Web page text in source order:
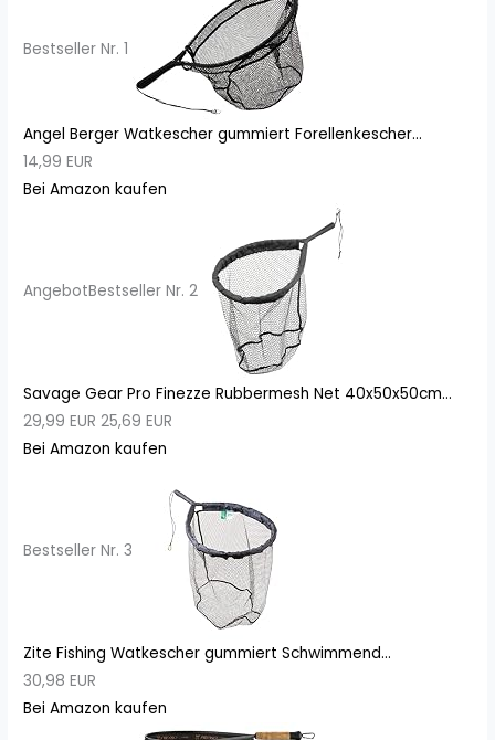
Bestseller Nr. 1
Angel Berger Watkescher gummiert Forellenkescher...
14,99 EUR
Bei Amazon kaufen
AngebotBestseller Nr. 2
Savage Gear Pro Finezze Rubbermesh Net 40x50x50cm...
29,99 EUR 25,69 EUR
Bei Amazon kaufen
Bestseller Nr. 3
Zite Fishing Watkescher gummiert Schwimmend...
30,98 EUR
Bei Amazon kaufen